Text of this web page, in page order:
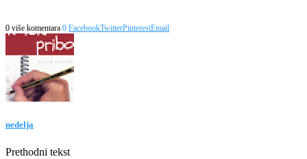
0 više komentara 0 FacebookTwitterPinterestEmail
nedelja
Prethodni tekst